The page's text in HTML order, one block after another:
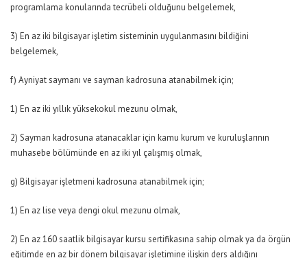
programlama konularında tecrübeli olduğunu belgelemek,
3) En az iki bilgisayar işletim sisteminin uygulanmasını bildiğini
belgelemek,
f) Ayniyat saymanı ve sayman kadrosuna atanabilmek için;
1) En az iki yıllık yüksekokul mezunu olmak,
2) Sayman kadrosuna atanacaklar için kamu kurum ve kuruluşlarının
muhasebe bölümünde en az iki yıl çalışmış olmak,
g) Bilgisayar işletmeni kadrosuna atanabilmek için;
1) En az lise veya dengi okul mezunu olmak,
2) En az 160 saatlik bilgisayar kursu sertifikasına sahip olmak ya da örgün
eğitimde en az bir dönem bilgisayar işletimine ilişkin ders aldığını